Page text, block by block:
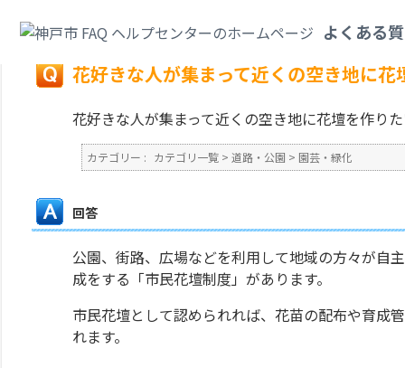
よくある
戻る
花好きな人が集まって近くの空き地に
花好きな人が集まって近くの空き地に花壇を作り
カテゴリー : カテゴリ一覧 > 道路・公園 > 園芸・緑化
回答
公園、街路、広場などを利用して地域の方々が自
成をする「市民花壇制度」があります。
市民花壇として認められれば、花苗の配布や育成
れます。